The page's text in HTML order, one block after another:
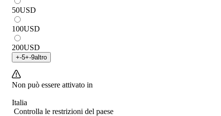
50USD
100USD
200USD
+-5+-9altro
Non può essere attivato in
Italia
Controlla le restrizioni del paese